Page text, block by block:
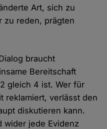
Art, sich zu
zu reden, prägten
braucht
Bereitschaft
gleich 4 ist. Wer für
reklamiert, verlässt den
diskutieren kann.
wider jede Evidenz